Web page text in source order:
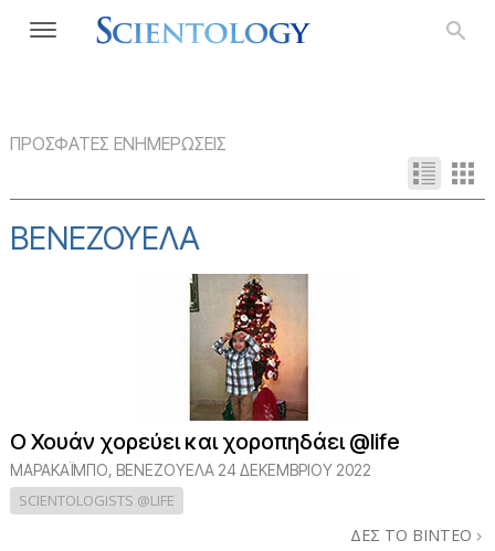
ΠΡΟΣΦΑΤΕΣ ΕΝΗΜΕΡΩΣΕΙΣ
ΒΕΝΕΖΟΥΈΛΑ
Ο Χουάν χορεύει και χοροπηδάει @life
ΜΑΡΑΚΑΪ́ΜΠΟ, ΒΕΝΕΖΟΥΈΛΑ 24 ΔΕΚΕΜΒΡΙΟΥ 2022
SCIENTOLOGISTS @LIFE
ΔΕΣ ΤΟ ΒΙΝΤΕΟ